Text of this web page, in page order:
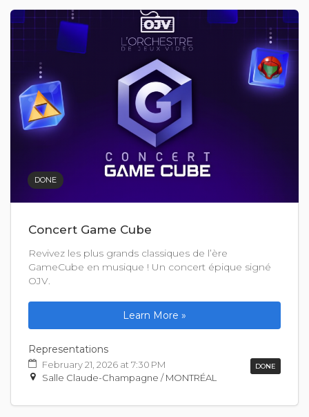
DONE
Concert Game Cube
Revivez les plus grands classiques de l’ère
GameCube en musique ! Un concert épique signé
OJV.
Learn More »
Representations
February 21, 2026 at 7:30 PM DONE
Salle Claude-Champagne / MONTRÉAL